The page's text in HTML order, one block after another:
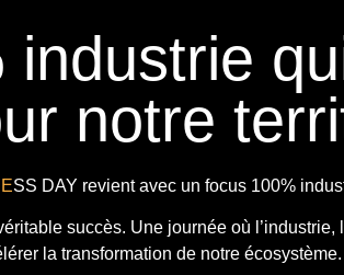
notre
ESS DAY revient avec un focus 100%
succès. Une journée où l’industrie,
la transformation de notre écosystème.